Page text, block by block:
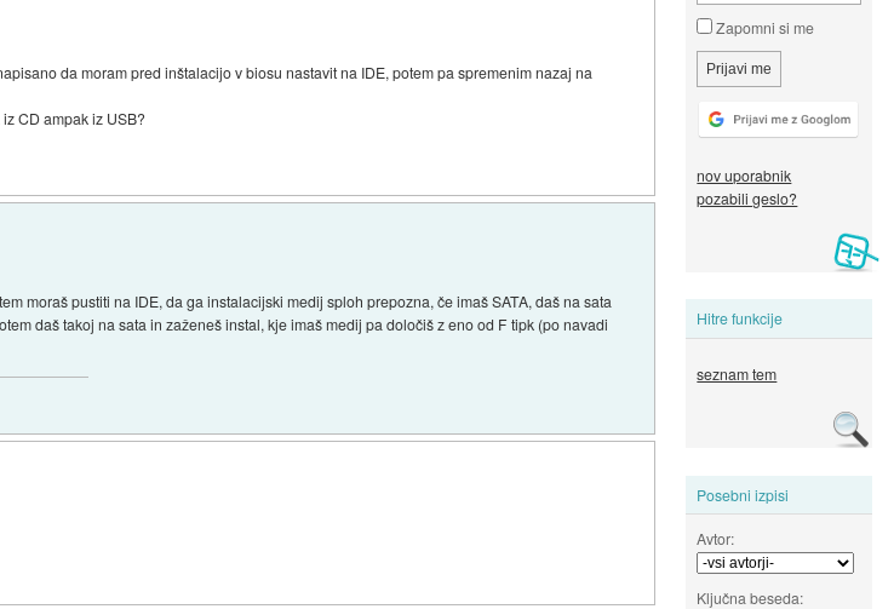
Zapomni si me
nov uporabnik
pozabili geslo?
Hitre funkcije
seznam tem
Posebni izpisi
Avtor:
Ključna beseda:
da moram pred inštalacijo v biosu nastavit na IDE, potem pa spremenim nazaj na
CD ampak iz USB?
moraš pustiti na IDE, da ga instalacijski medij sploh prepozna, če imaš SATA, daš na sata
daš takoj na sata in zaženeš instal, kje imaš medij pa določiš z eno od F tipk (po navadi